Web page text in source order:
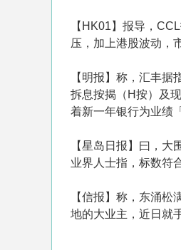
【HK01】报导，
压，加上港股波动，
【明报】称，汇丰
拆息按揭（H按）及
着新一年银行为业绩
【星岛日报】曰，
业界人士指，标数符
【信报】称，东涌
地的大业主，近日就